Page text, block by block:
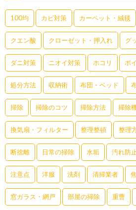
100均 カビ対策 カーペット・絨毯
クエン酸 クローゼット・押入れ グ
ダニ対策 ニオイ対策 ホコリ ポ
処分方法 収納術 布団・ベッド
掃除 掃除のコツ 掃除方法 掃除
換気扇・フィルター 整理整頓 整理
断捨離 日常の掃除 水垢 汚れ防
注意点 洋服 洗剤 清掃業者
窓ガラス・網戸 部屋の掃除 重曹